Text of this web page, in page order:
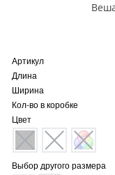
Артикул
Длина
Ширина
Кол-во в коробке
Цвет
Выбор другого размера